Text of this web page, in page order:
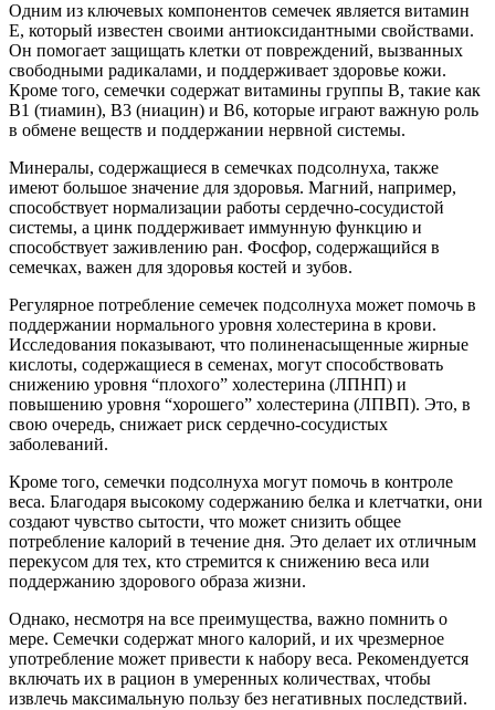
Одним из ключевых компонентов семечек является витамин
E, который известен своими антиоксидантными свойствами.
Он помогает защищать клетки от повреждений, вызванных
свободными радикалами, и поддерживает здоровье кожи.
Кроме того, семечки содержат витамины группы B, такие как
B1 (тиамин), B3 (ниацин) и B6, которые играют важную роль
в обмене веществ и поддержании нервной системы.
Минералы, содержащиеся в семечках подсолнуха, также
имеют большое значение для здоровья. Магний, например,
способствует нормализации работы сердечно-сосудистой
системы, а цинк поддерживает иммунную функцию и
способствует заживлению ран. Фосфор, содержащийся в
семечках, важен для здоровья костей и зубов.
Регулярное потребление семечек подсолнуха может помочь в
поддержании нормального уровня холестерина в крови.
Исследования показывают, что полиненасыщенные жирные
кислоты, содержащиеся в семенах, могут способствовать
снижению уровня “плохого” холестерина (ЛПНП) и
повышению уровня “хорошего” холестерина (ЛПВП). Это, в
свою очередь, снижает риск сердечно-сосудистых
заболеваний.
Кроме того, семечки подсолнуха могут помочь в контроле
веса. Благодаря высокому содержанию белка и клетчатки, они
создают чувство сытости, что может снизить общее
потребление калорий в течение дня. Это делает их отличным
перекусом для тех, кто стремится к снижению веса или
поддержанию здорового образа жизни.
Однако, несмотря на все преимущества, важно помнить о
мере. Семечки содержат много калорий, и их чрезмерное
употребление может привести к набору веса. Рекомендуется
включать их в рацион в умеренных количествах, чтобы
извлечь максимальную пользу без негативных последствий.